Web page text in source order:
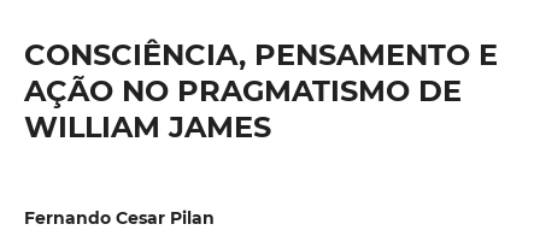
CONSCIÊNCIA, PENSAMENTO E
AÇÃO NO PRAGMATISMO DE
WILLIAM JAMES
Fernando Cesar Pilan